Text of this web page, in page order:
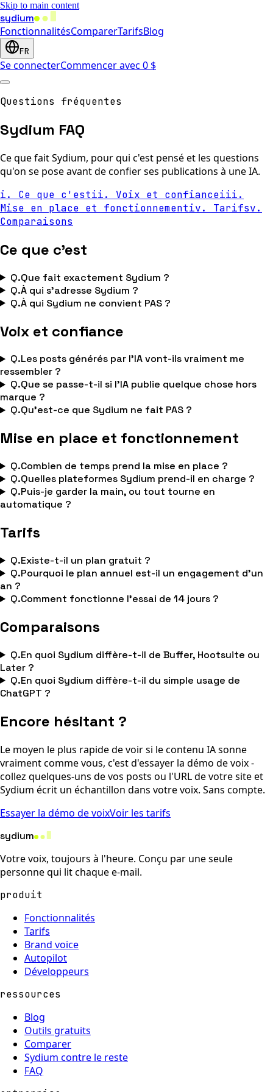
Skip to main content
sydium
FonctionnalitésComparerTarifsBlog
FR
Se connecterCommencer avec 0 $
Questions fréquentes
Sydium FAQ
Ce que fait Sydium, pour qui c'est pensé et les questions
qu'on se pose avant de confier ses publications à une IA.
i. Ce que c'estii. Voix et confianceiii.
Mise en place et fonctionnementiv. Tarifsv.
Comparaisons
Ce que c'est
Q.Que fait exactement Sydium ?
Q.À qui s'adresse Sydium ?
Q.À qui Sydium ne convient PAS ?
Voix et confiance
Q.Les posts générés par l'IA vont-ils vraiment me
ressembler ?
Q.Que se passe-t-il si l'IA publie quelque chose hors
marque ?
Q.Qu'est-ce que Sydium ne fait PAS ?
Mise en place et fonctionnement
Q.Combien de temps prend la mise en place ?
Q.Quelles plateformes Sydium prend-il en charge ?
Q.Puis-je garder la main, ou tout tourne en
automatique ?
Tarifs
Q.Existe-t-il un plan gratuit ?
Q.Pourquoi le plan annuel est-il un engagement d'un
an ?
Q.Comment fonctionne l'essai de 14 jours ?
Comparaisons
Q.En quoi Sydium diffère-t-il de Buffer, Hootsuite ou
Later ?
Q.En quoi Sydium diffère-t-il du simple usage de
ChatGPT ?
Encore hésitant ?
Le moyen le plus rapide de voir si le contenu IA sonne
vraiment comme vous, c'est d'essayer la démo de voix -
collez quelques-uns de vos posts ou l'URL de votre site et
Sydium écrit un échantillon dans votre voix. Sans compte.
Essayer la démo de voixVoir les tarifs
sydium
Votre voix, toujours à l'heure. Conçu par une seule
personne qui lit chaque e-mail.
produit
Fonctionnalités
Tarifs
Brand voice
Autopilot
Développeurs
ressources
Blog
Outils gratuits
Comparer
Sydium contre le reste
FAQ